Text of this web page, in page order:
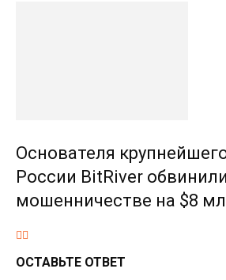
Основателя
России BitRiver
мошенничестве на $8
ОСТАВЬТЕ ОТВЕТ